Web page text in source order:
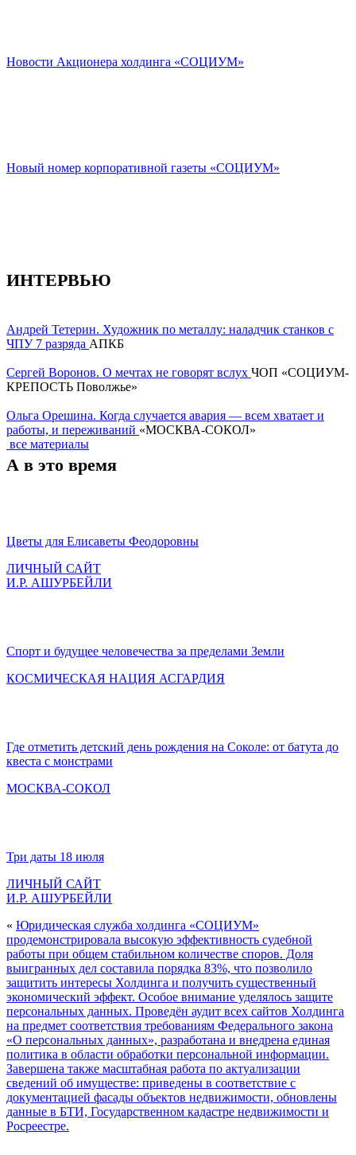
Новости Акционера холдинга «СОЦИУМ»
Новый номер корпоративной газеты «СОЦИУМ»
ИНТЕРВЬЮ
Андрей Тетерин. Художник по металлу: наладчик станков с
ЧПУ 7 разряда АПКБ
Сергей Воронов. О мечтах не говорят вслух ЧОП «СОЦИУМ-
КРЕПОСТЬ Поволжье»
Ольга Орешина. Когда случается авария — всем хватает и
работы, и переживаний «МОСКВА-СОКОЛ»
все материалы
А в это время
Цветы для Елисаветы Феодоровны
ЛИЧНЫЙ САЙТ
И.Р. АШУРБЕЙЛИ
Спорт и будущее человечества за пределами Земли
КОСМИЧЕСКАЯ НАЦИЯ АСГАРДИЯ
Где отметить детский день рождения на Соколе: от батута до
квеста с монстрами
МОСКВА-СОКОЛ
Три даты 18 июля
ЛИЧНЫЙ САЙТ
И.Р. АШУРБЕЙЛИ
« Юридическая служба холдинга «СОЦИУМ»
продемонстрировала высокую эффективность судебной
работы при общем стабильном количестве споров. Доля
выигранных дел составила порядка 83%, что позволило
защитить интересы Холдинга и получить существенный
экономический эффект. Особое внимание уделялось защите
персональных данных. Проведён аудит всех сайтов Холдинга
на предмет соответствия требованиям Федерального закона
«О персональных данных», разработана и внедрена единая
политика в области обработки персональной информации.
Завершена также масштабная работа по актуализации
сведений об имуществе: приведены в соответствие с
документацией фасады объектов недвижимости, обновлены
данные в БТИ, Государственном кадастре недвижимости и
Росреестре.